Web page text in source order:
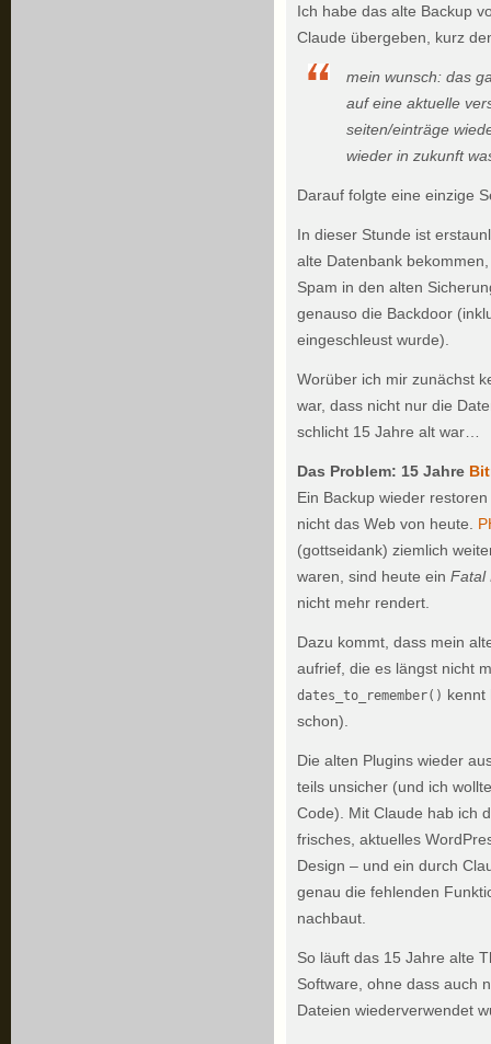
Ich habe das alte Backup
Claude übergeben, kurz
mein wunsch: das
auf eine aktuelle
seiten/einträge
wieder in zukunft
Darauf folgte eine einzige
In dieser Stunde ist
alte Datenbank
Spam in den alten
genauso die Backdoor
eingeschleust wurde).
Worüber ich mir zunächst
war, dass nicht nur die
schlicht 15 Jahre alt war…
Das Problem: 15 Jahre
Ein Backup wieder
nicht das Web von heute.
(gottseidank) ziemlich
waren, sind heute ein Fatal
nicht mehr rendert.
Dazu kommt, dass mein
aufrief, die es längst nicht
dates_to_remember() kennt
schon).
Die alten Plugins wieder
teils unsicher (und ich
Code). Mit Claude hab ich
frisches, aktuelles
Design – und ein durch
genau die fehlenden
nachbaut.
So läuft das 15 Jahre alte
Software, ohne dass auch
Dateien wiederverwendet